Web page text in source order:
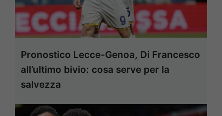
Pronostico Lecce-Genoa, Di Francesco
all’ultimo bivio: cosa serve per la
salvezza